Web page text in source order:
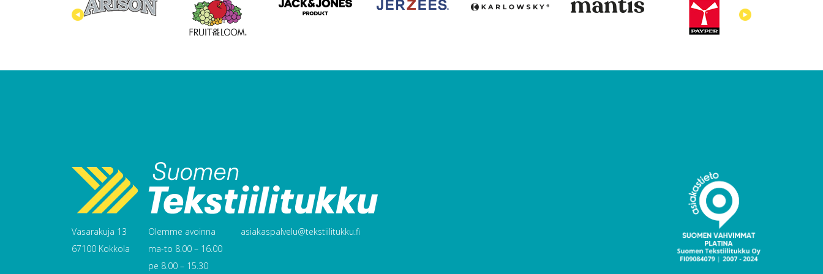
Vasarakuja 13
67100 Kokkola
Olemme avoinna
ma-to 8.00 – 16.00
pe 8.00 – 15.30
asiakaspalvelu@tekstiilitukku.fi